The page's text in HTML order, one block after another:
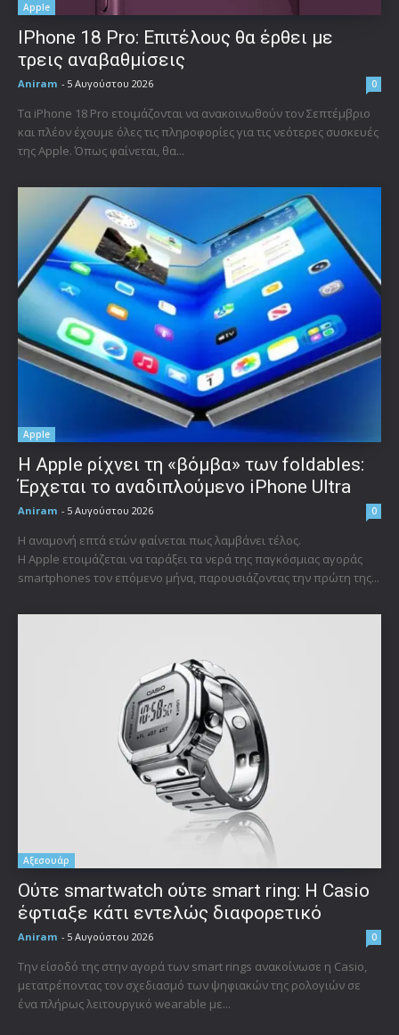
Apple
IPhone 18 Pro: Επιτέλους θα έρθει με
τρεις αναβαθμίσεις
Aniram - 5 Αυγούστου 2026 0
Τα iPhone 18 Pro ετοιμάζονται να ανακοινωθούν τον Σεπτέμβριο
και πλέον έχουμε όλες τις πληροφορίες για τις νεότερες συσκευές
της Apple. Όπως φαίνεται, θα...
Apple
Η Apple ρίχνει τη «βόμβα» των foldables:
Έρχεται το αναδιπλούμενο iPhone Ultra
Aniram - 5 Αυγούστου 2026 0
Η αναμονή επτά ετών φαίνεται πως λαμβάνει τέλος.
Η Apple ετοιμάζεται να ταράξει τα νερά της παγκόσμιας αγοράς
smartphones τον επόμενο μήνα, παρουσιάζοντας την πρώτη της...
Αξεσουάρ
Ούτε smartwatch ούτε smart ring: Η Casio
έφτιαξε κάτι εντελώς διαφορετικό
Aniram - 5 Αυγούστου 2026 0
Την είσοδό της στην αγορά των smart rings ανακοίνωσε η Casio,
μετατρέποντας τον σχεδιασμό των ψηφιακών της ρολογιών σε
ένα πλήρως λειτουργικό wearable με...